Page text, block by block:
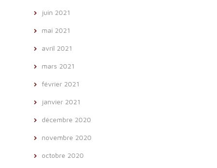
juin 2021
mai 2021
avril 2021
mars 2021
février 2021
janvier 2021
décembre 2020
novembre 2020
octobre 2020